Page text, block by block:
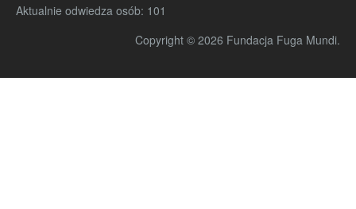
Aktualnie odwiedza osób: 101
Copyright © 2026 Fundacja Fuga Mundi.